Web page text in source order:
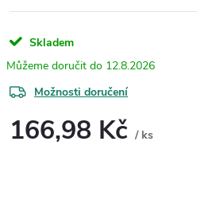
Skladem
12.8.2026
Možnosti doručení
166,98 Kč / ks